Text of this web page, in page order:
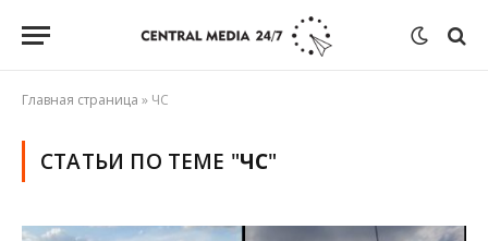
Главная страница » ЧС
СТАТЬИ ПО ТЕМЕ "ЧС"